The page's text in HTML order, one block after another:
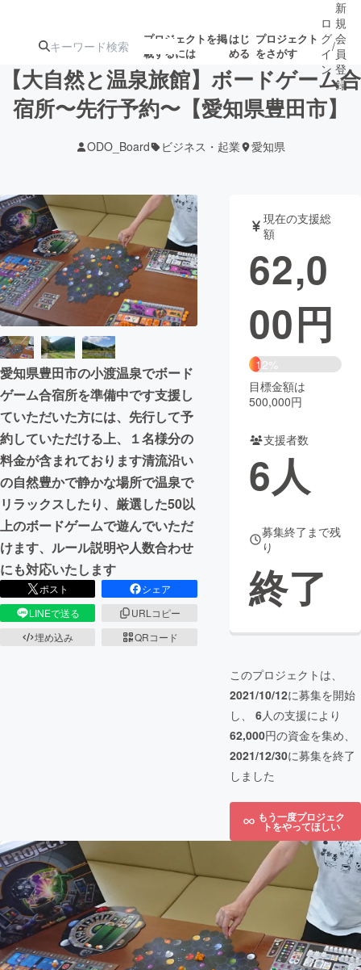
プロジェクトを掲
載するには
はじ
める
プロジェクト
をさがす
ターン
ジェクト
募集終了が近いプ
ロジェクト
アート・写真 音楽
テクノロジー・ガジェット ゲーム・
映像・映画 書籍・雑誌
ビジネス・起業 チャレンジ
まちづくり・地域活性化
CAMPFIRE for Social Good
CAMPFIRE Creation
CAMPFIREふるさと納税machi-ya コミュニティ
ロ
グ
イ
ン
/
新
規
会
員
登
録
【大自然と温泉旅館】ボードゲーム合
宿所〜先行予約〜【愛知県豊田市】
ODO_Board ビジネス・起業 愛知県
愛知県豊田市の小渡温泉でボード
ゲーム合宿所を準備中です支援し
ていただいた方には、先行して予
約していただける上、１名様分の
料金が含まれております清流沿い
の自然豊かで静かな場所で温泉で
リラックスしたり、厳選した50以
上のボードゲームで遊んでいただ
けます、ルール説明や人数合わせ
にも対応いたします
ポスト
シェア
LINEで送る
URLコピー
埋め込み
QRコード
現在の支援総
額
62,0
00円
12%
目標金額は
500,000円
支援者数
6人
募集終了まで残
り
終了
このプロジェクトは、
2021/10/12に募集を開始
し、 6人の支援により
62,000円の資金を集め、
2021/12/30に募集を終了
しました
もう一度プロジェク
トをやってほしい